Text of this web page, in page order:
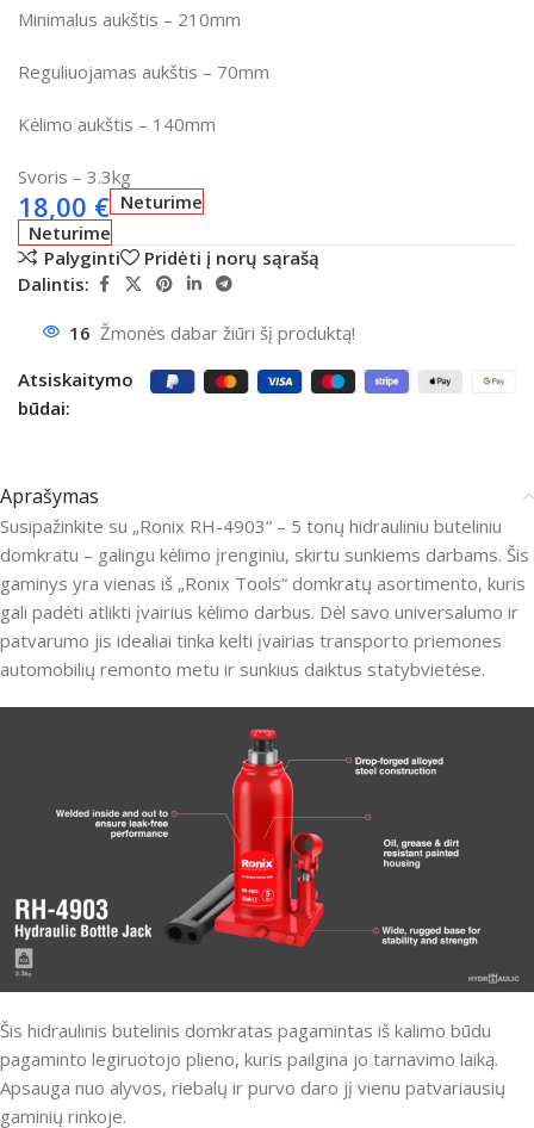
Minimalus aukštis – 210mm
Reguliuojamas aukštis – 70mm
Kėlimo aukštis – 140mm
Svoris – 3.3kg
18,00 € Neturime
Neturime
Palyginti
Pridėti į norų sąrašą
Dalintis:
16 Žmonės dabar žiūri šį produktą!
Atsiskaitymo
būdai:
Aprašymas
Susipažinkite su „Ronix RH-4903“ – 5 tonų hidrauliniu buteliniu
domkratu – galingu kėlimo įrenginiu, skirtu sunkiems darbams. Šis
gaminys yra vienas iš „Ronix Tools“ domkratų asortimento, kuris
gali padėti atlikti įvairius kėlimo darbus. Dėl savo universalumo ir
patvarumo jis idealiai tinka kelti įvairias transporto priemones
automobilių remonto metu ir sunkius daiktus statybvietėse.
Šis hidraulinis butelinis domkratas pagamintas iš kalimo būdu
pagaminto legiruotojo plieno, kuris pailgina jo tarnavimo laiką.
Apsauga nuo alyvos, riebalų ir purvo daro jį vienu patvariausių
gaminių rinkoje.